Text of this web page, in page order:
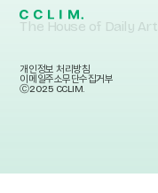
The House of Daily Art
개인정보 처리방침
이메일주소무단수집거부
Ⓒ2025 CCLIM.